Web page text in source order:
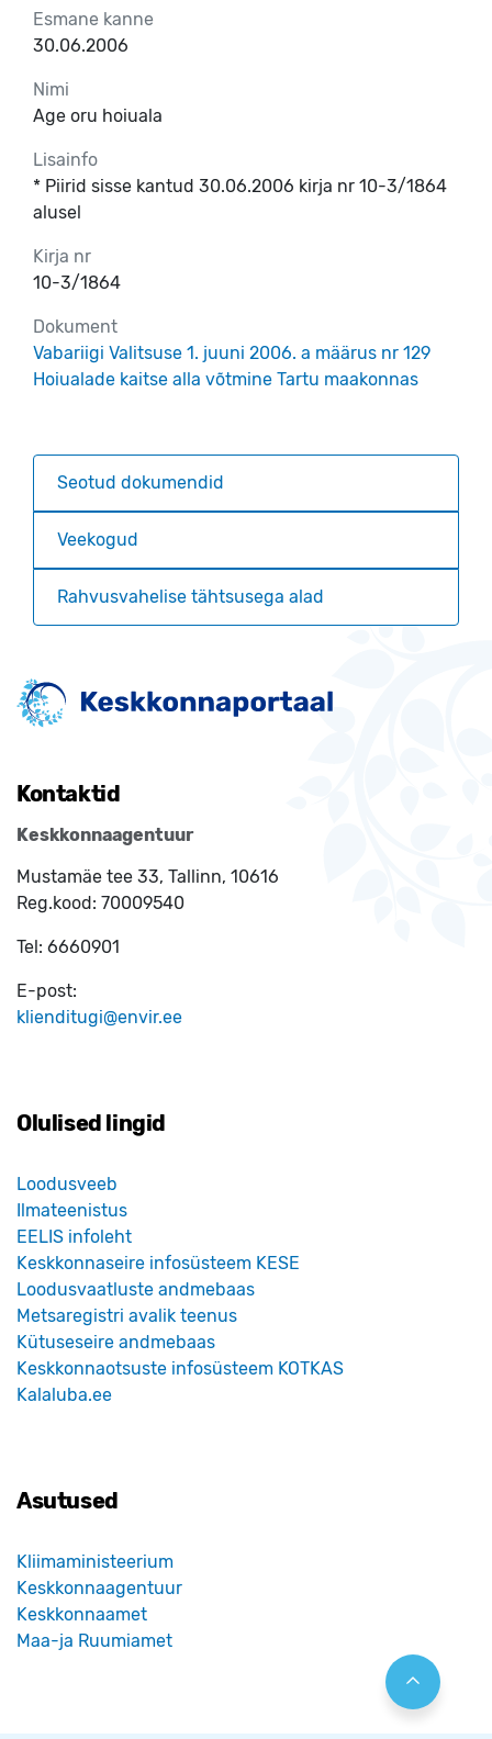
Esmane kanne
30.06.2006
Nimi
Age oru hoiuala
Lisainfo
* Piirid sisse kantud 30.06.2006 kirja nr 10-3/1864
alusel
Kirja nr
10-3/1864
Dokument
Vabariigi Valitsuse 1. juuni 2006. a määrus nr 129
Hoiualade kaitse alla võtmine Tartu maakonnas
Seotud dokumendid
Veekogud
Rahvusvahelise tähtsusega alad
Kontaktid
Keskkonnaagentuur
Mustamäe tee 33, Tallinn, 10616
Reg.kood: 70009540
Tel: 6660901
E-post:
klienditugi@envir.ee
Olulised lingid
Loodusveeb
Ilmateenistus
EELIS infoleht
Keskkonnaseire infosüsteem KESE
Loodusvaatluste andmebaas
Metsaregistri avalik teenus
Kütuseseire andmebaas
Keskkonnaotsuste infosüsteem KOTKAS
Kalaluba.ee
Asutused
Kliimaministeerium
Keskkonnaagentuur
Keskkonnaamet
Maa-ja Ruumiamet